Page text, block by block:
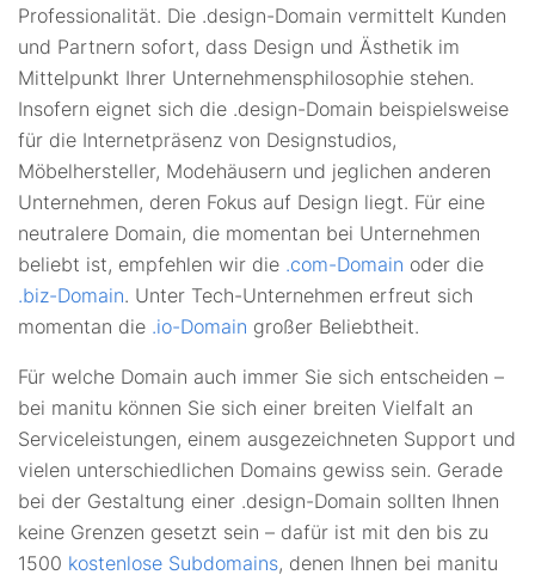
Professionalität. Die .design-Domain vermittelt Kunden
und Partnern sofort, dass Design und Ästhetik im
Mittelpunkt Ihrer Unternehmensphilosophie stehen.
Insofern eignet sich die .design-Domain beispielsweise
für die Internetpräsenz von Designstudios,
Möbelhersteller, Modehäusern und jeglichen anderen
Unternehmen, deren Fokus auf Design liegt. Für eine
neutralere Domain, die momentan bei Unternehmen
beliebt ist, empfehlen wir die .com-Domain oder die
.biz-Domain. Unter Tech-Unternehmen erfreut sich
momentan die .io-Domain großer Beliebtheit.
Für welche Domain auch immer Sie sich entscheiden –
bei manitu können Sie sich einer breiten Vielfalt an
Serviceleistungen, einem ausgezeichneten Support und
vielen unterschiedlichen Domains gewiss sein. Gerade
bei der Gestaltung einer .design-Domain sollten Ihnen
keine Grenzen gesetzt sein – dafür ist mit den bis zu
1500 kostenlose Subdomains, denen Ihnen bei manitu